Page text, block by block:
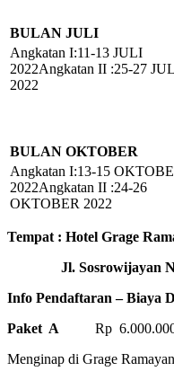
BULAN JULI
Angkatan I:11-13 JULI
2022Angkatan II :25-27
2022
BULAN OKTOBER
Angkatan I:13-15
2022Angkatan II :24-26
OKTOBER 2022
Tempat : Hotel Grage
Jl. Sosrowijayan No.
Info Pendaftaran – Biaya
Paket A Rp 6.000.000,-
Menginap di Grage